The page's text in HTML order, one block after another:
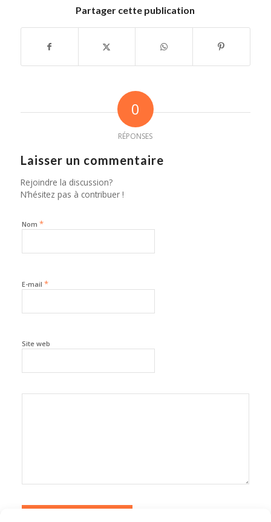
Partager cette publication
0
RÉPONSES
Laisser un commentaire
Rejoindre la discussion?
N’hésitez pas à contribuer !
Nom *
E-mail *
Site web